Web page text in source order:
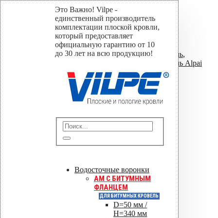
Это Важно! Vilpe -
единственный производитель
комплектации плоской кровли,
который предоставляет
официальную гарантию от 10
до 30 лет на всю продукцию!
Водосточные воронки
AM C БИТУМНЫМ
ФЛАНЦЕМ
ДЛЯ БИТУМНЫХ КРОВЕЛЬ
D=50 мм /
H=340 мм
Дефлектор Alpai 75
Home
Магазин
Дефлекторы для плоских кровель,
Дефлекторы для плоских кровель Alpai
Дефлектор Alpai 75
Дефлектор Alpai 75
Отправить
out of 5
Цена за шт.